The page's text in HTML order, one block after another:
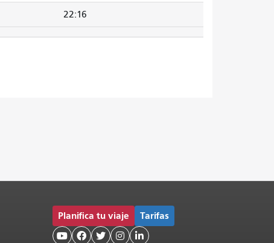
22:16
Planifica tu viaje Tarifas
    